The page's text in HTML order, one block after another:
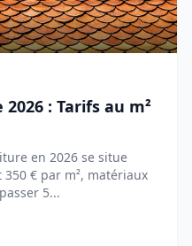
: Tarifs au m²
en 2026 se situe
€ par m², matériaux
5...